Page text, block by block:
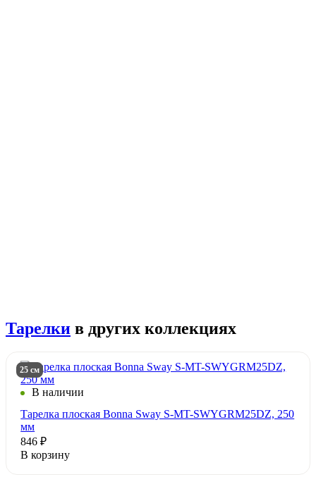
Тарелки в других коллекциях
25 см
В наличии
Тарелка плоская Bonna Sway S-MT-SWYGRM25DZ, 250
мм
846 ₽
В корзину